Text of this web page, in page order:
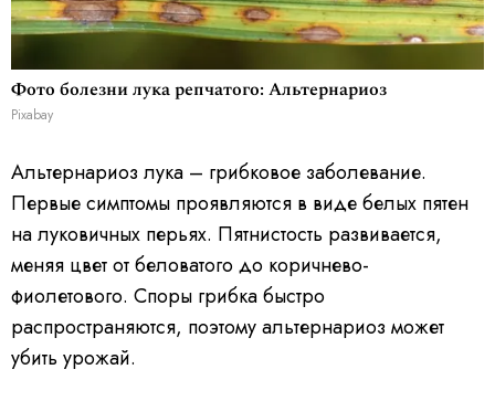
Фото болезни лука репчатого: Альтернариоз
Pixabay
Альтернариоз лука – грибковое заболевание.
Первые симптомы проявляются в виде белых пятен
на луковичных перьях. Пятнистость развивается,
меняя цвет от беловатого до коричнево-
фиолетового. Споры грибка быстро
распространяются, поэтому альтернариоз может
убить урожай.